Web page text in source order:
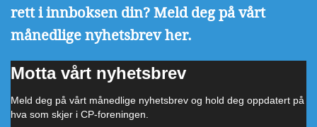
rett i innboksen din? Meld deg på vårt
månedlige nyhetsbrev her.